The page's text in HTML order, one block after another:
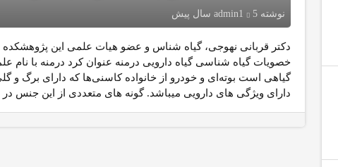
نوشته admin1 5 سال پیش
دکتر قربانی نهوجی، گیاه شناس و عضو هیات علمی این
گیاهی است بوته‌ای و خودرو از خانواده کاسنی‌ها که دارای برگ و
دارای ویژگی های دارویی میباشد. گونه های متعددی از این جنس در